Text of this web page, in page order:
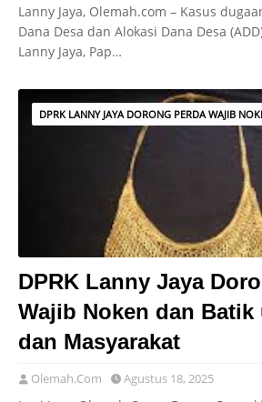
Lanny Jaya, Olemah.com – Kasus
Dana Desa dan Alokasi Dana Desa
Lanny Jaya, Pap…
DPRK LANNY JAYA DORONG PERDA WAJIB
DPRK Lanny Jaya
Wajib Noken dan Batik
dan Masyarakat
Olemah.Com Agustus 18, 2025